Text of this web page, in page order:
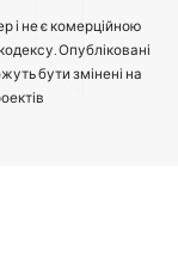
і не є комерційною
Опубліковані
бути змінені на